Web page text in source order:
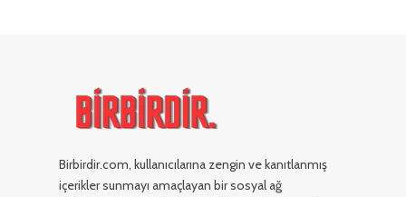
Birbirdir.com, kullanıcılarına zengin ve kanıtlanmış
içerikler sunmayı amaçlayan bir sosyal ağ